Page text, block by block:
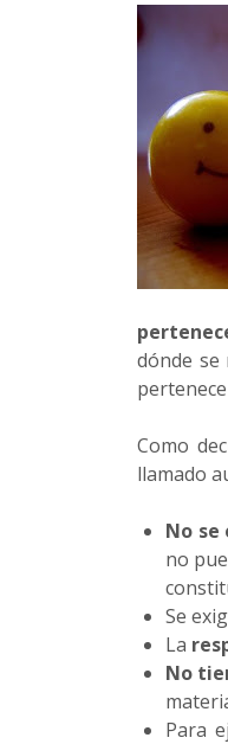
dónde se
Como
llamado
No
no
Se
La
No
Para